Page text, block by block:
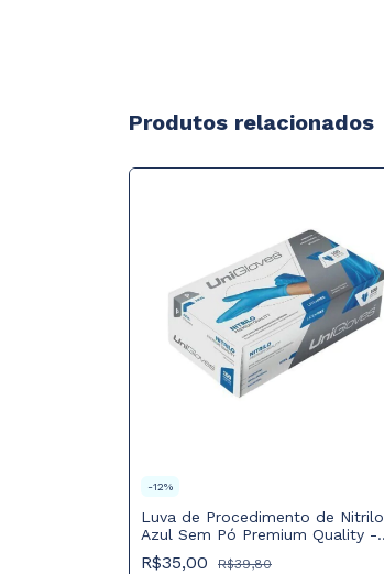
Produtos relacionados
-12%
Luva de Procedimento de Nitrilo
Azul Sem Pó Premium Quality -
Unigloves
R$35,00 R$39,80